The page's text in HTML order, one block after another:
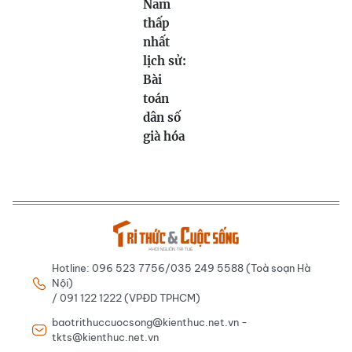
Nam
thấp
nhất
lịch sử:
Bài
toán
dân số
già hóa
Hotline: 096 523 7756/035 249 5588 (Toà soạn Hà
Nội)
/ 091 122 1222 (VPĐD TPHCM)
baotrithuccuocsong@kienthuc.net.vn -
tkts@kienthuc.net.vn